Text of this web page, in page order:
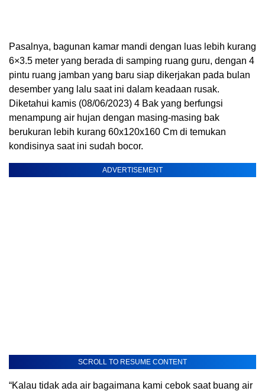
Pasalnya, bagunan kamar mandi dengan luas lebih kurang
6×3.5 meter yang berada di samping ruang guru, dengan 4
pintu ruang jamban yang baru siap dikerjakan pada bulan
desember yang lalu saat ini dalam keadaan rusak.
Diketahui kamis (08/06/2023) 4 Bak yang berfungsi
menampung air hujan dengan masing-masing bak
berukuran lebih kurang 60x120x160 Cm di temukan
kondisinya saat ini sudah bocor.
ADVERTISEMENT
SCROLL TO RESUME CONTENT
“Kalau tidak ada air bagaimana kami cebok saat buang air